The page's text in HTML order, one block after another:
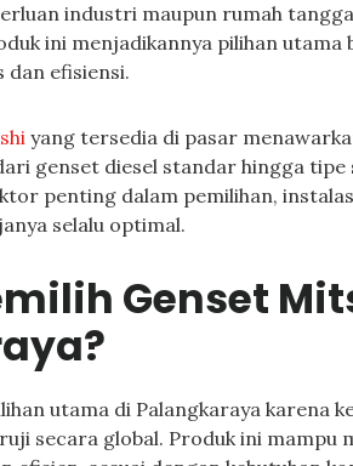
industri maupun rumah
ini menjadikannya pilihan utama
dan efisiensi.
yang tersedia di pasar
genset diesel standar hingga
penting dalam pemilihan,
selalu optimal.
Genset
utama di Palangkaraya karena
secara global. Produk ini mampu